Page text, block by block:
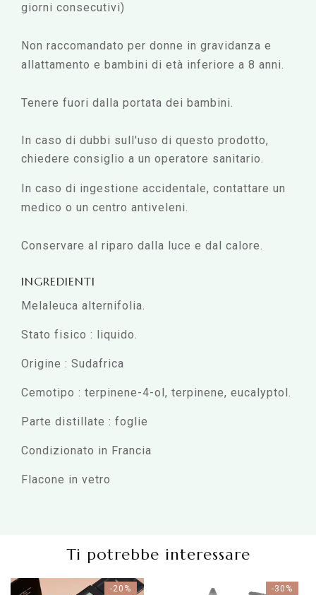
giorni consecutivi)
Non raccomandato per donne in gravidanza e
allattamento e bambini di età inferiore a 8 anni.
Tenere fuori dalla portata dei bambini.
In caso di dubbi sull'uso di questo prodotto,
chiedere consiglio a un operatore sanitario.
In caso di ingestione accidentale, contattare un
medico o un centro antiveleni.
Conservare al riparo dalla luce e dal calore.
INGREDIENTI
Melaleuca alternifolia.
Stato fisico : liquido.
Origine : Sudafrica
Cemotipo : terpinene-4-ol, terpinene, eucalyptol.
Parte distillate : foglie
Condizionato in Francia
Flacone in vetro
Ti potrebbe interessare
-20% -30%